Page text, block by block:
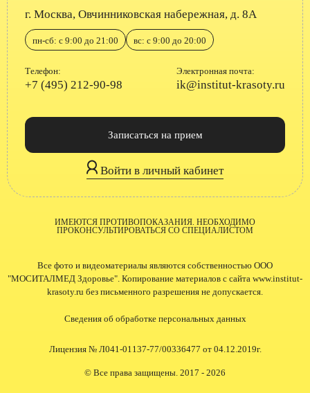
ИМЕЮТСЯ ПРОТИВОПОКАЗАНИЯ. НЕОБХОДИМО
ПРОКОНСУЛЬТИРОВАТЬСЯ СО СПЕЦИАЛИСТОМ
Все фото и видеоматериалы являются собственностью ООО
"МОСИТАЛМЕД Здоровье". Копирование материалов с сайта www.institut-
krasoty.ru без письменного разрешения не допускается.
Сведения об обработке персональных данных
Лицензия № Л041-01137-77/00336477 от 04.12.2019г.
© Все права защищены. 2017 - 2026
г. Москва, Овчинниковская набережная, д. 8А
пн-сб: с 9:00 до 21:00 вс: с 9:00 до 20:00
Телефон:
+7 (495) 212-90-98
Электронная почта:
ik@institut-krasoty.ru
Записаться на прием
Войти в личный кабинет